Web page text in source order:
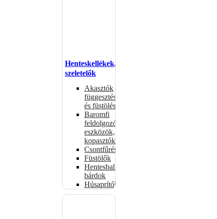
Henteskellékek,
szeletelők
Akasztók
függesztéshez
és füstöléshez
Baromfi
feldolgozó
eszközök,
kopasztók
Csontfűrészek
Füstölők
Hentesbalták,
bárdok
Húsaprítók